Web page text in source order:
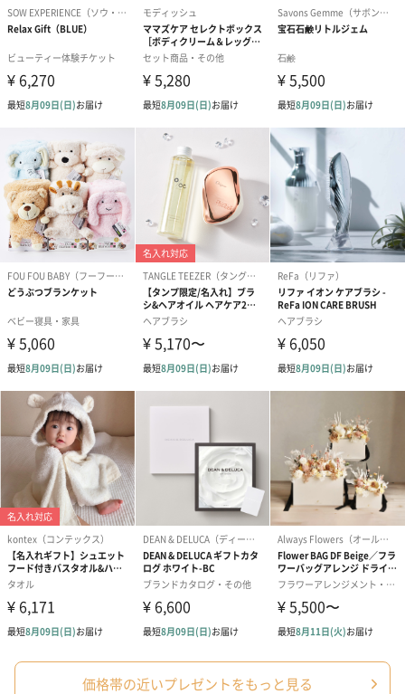
アールグレイ（HAPPY
BIRTHDAY TO YOU）
アールグレイティー
（660円）
フルーツティ
円）
スイーツ
スイーツを同梱してお届けいたします。ギフトへの＋αにおすすめ
です。
ゼリーバウム カット
（レモン＆紅茶）（432
円）
麦わらパンダバウム
（バナナ味）（540円）
3層デザート
ェ〜国産フル
り〜 3号（864
スキンケアグッズ
スキンケアグッズを同梱してお届けします。
価格帯の近いプレゼントをもっと見る